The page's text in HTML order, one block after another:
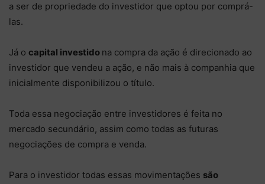
a ser de propriedade do investidor que optou por comprá-
las.
Já o capital investido na compra da ação é direcionado ao
investidor que vendeu a ação, e não mais à companhia que
inicialmente disponibilizou o título.
Toda essa negociação entre investidores é feita no
mercado secundário, assim como todas as futuras
negociações de compra e venda.
Para o investidor todas essas movimentações são